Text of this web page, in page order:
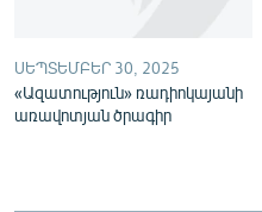
ՍԵՊՏԵՄԲԵՐ 30, 2025
«Ազատություն» ռադիոկայանի
առավոտյան ծրագիր